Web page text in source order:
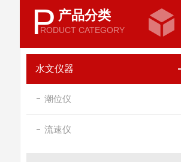
P 产品分类
RODUCT CATEGORY
水文仪器
潮位仪
流速仪